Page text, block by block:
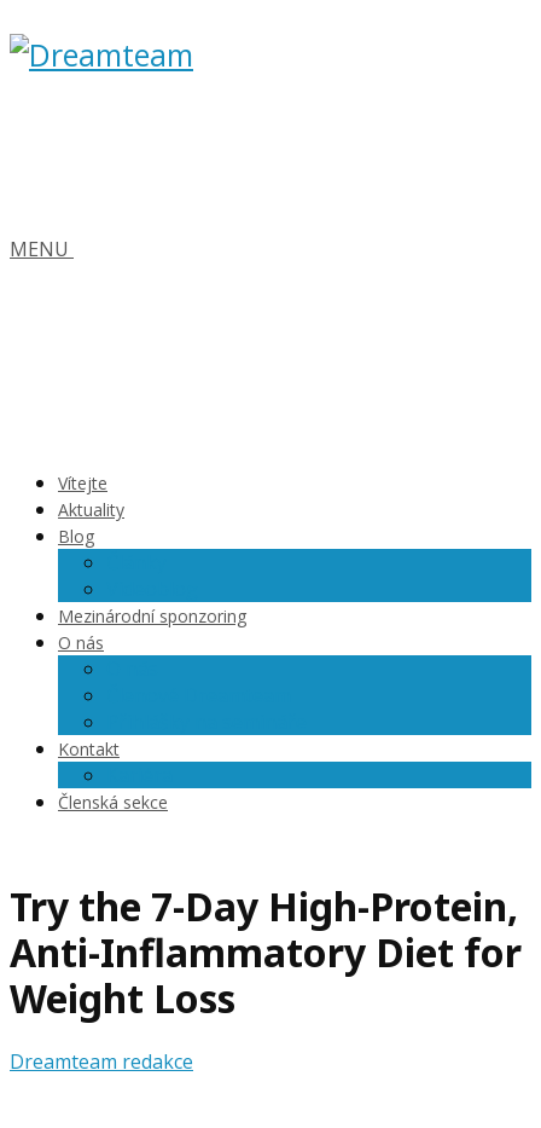
MENU
Vítejte
Aktuality
Blog
Mezinárodní sponzoring
O nás
Kontakt
Členská sekce
Try the 7-Day High-Protein,
Anti-Inflammatory Diet for
Weight Loss
Dreamteam redakce